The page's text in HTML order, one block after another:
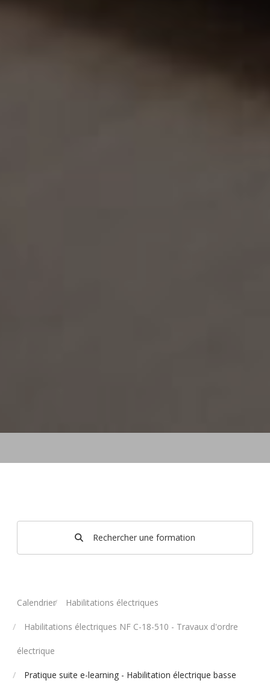
Rechercher une formation
Calendrier Habilitations électriques
Habilitations électriques NF C-18-510 - Travaux d'ordre
électrique
Pratique suite e-learning - Habilitation électrique basse